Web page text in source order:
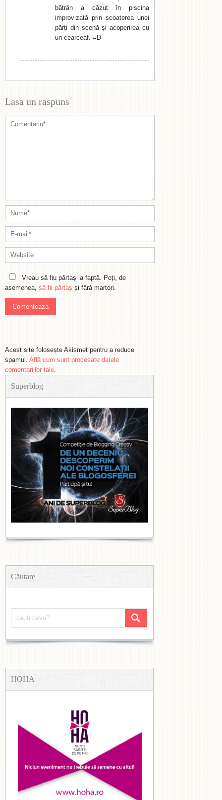
bătrân a căzut în piscina
improvizată prin scoaterea unei
părți din scenă și acoperirea cu
un cearceaf. =D
Lasa un raspuns
Vreau să fiu părtaș la faptă. Poți, de
asemenea, să fii părtaș și fără martori.
Acest site folosește Akismet pentru a reduce
spamul. Află cum sunt procesate datele
comentariilor tale.
Superblog
Căutare
HOHA